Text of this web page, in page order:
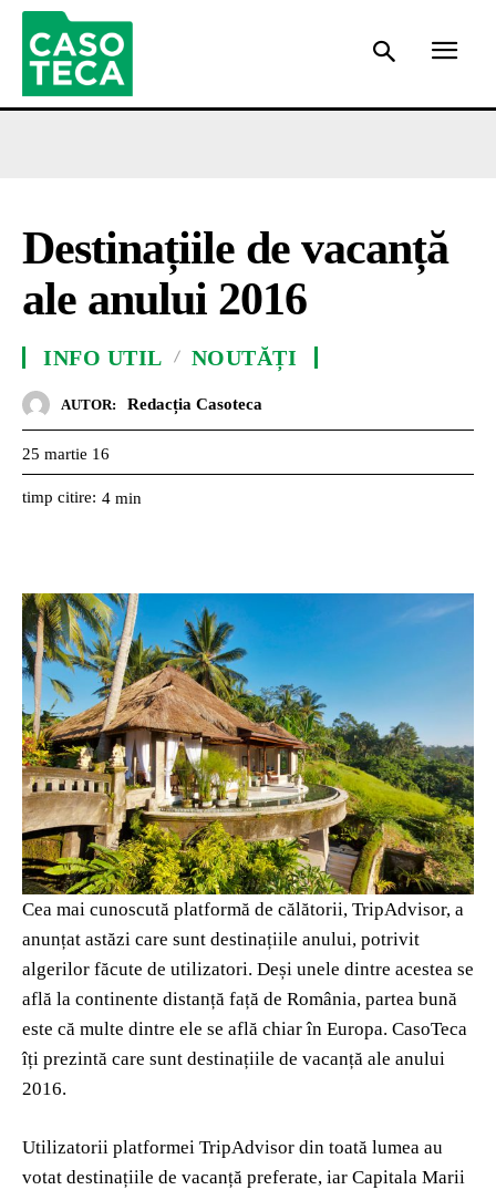
Destinațiile de vacanță
ale anului 2016
INFO UTIL NOUTĂȚI
AUTOR: Redacția Casoteca
25 martie 16
timp citire: 4 min
Cea mai cunoscută platformă de călătorii, TripAdvisor, a
anunțat astăzi care sunt destinațiile anului, potrivit
algerilor făcute de utilizatori. Deși unele dintre acestea se
află la continente distanță față de România, partea bună
este că multe dintre ele se află chiar în Europa. CasoTeca
îți prezintă care sunt destinațiile de vacanță ale anului
2016.
Utilizatorii platformei TripAdvisor din toată lumea au
votat destinațiile de vacanță preferate, iar Capitala Marii